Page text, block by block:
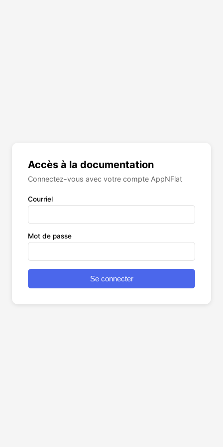
Accès à la documentation
Connectez-vous avec votre compte AppNFlat
Courriel
Mot de passe
Se connecter